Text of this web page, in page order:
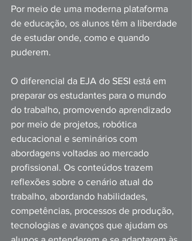
Por meio de uma moderna plataforma
de educação, os alunos têm a liberdade
de estudar onde, como e quando
puderem.
O diferencial da EJA do SESI está em
preparar os estudantes para o mundo
do trabalho, promovendo aprendizado
por meio de projetos, robótica
educacional e seminários com
abordagens voltadas ao mercado
profissional. Os conteúdos trazem
reflexões sobre o cenário atual do
trabalho, abordando habilidades,
competências, processos de produção,
tecnologias e avanços que ajudam os